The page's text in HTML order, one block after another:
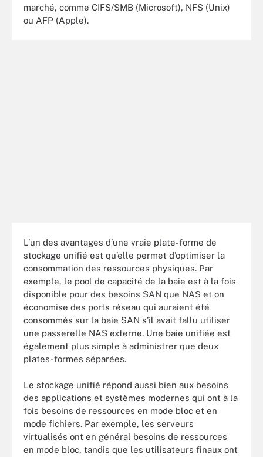
marché, comme CIFS/SMB (Microsoft), NFS (Unix)
ou AFP (Apple).
L’un des avantages d’une vraie plate-forme de
stockage unifié est qu’elle permet d’optimiser la
consommation des ressources physiques. Par
exemple, le pool de capacité de la baie est à la fois
disponible pour des besoins SAN que NAS et on
économise des ports réseau qui auraient été
consommés sur la baie SAN s’il avait fallu utiliser
une passerelle NAS externe. Une baie unifiée est
également plus simple à administrer que deux
plates-formes séparées.
Le stockage unifié répond aussi bien aux besoins
des applications et systèmes modernes qui ont à la
fois besoins de ressources en mode bloc et en
mode fichiers. Par exemple, les serveurs
virtualisés ont en général besoins de ressources
en mode bloc, tandis que les utilisateurs finaux ont